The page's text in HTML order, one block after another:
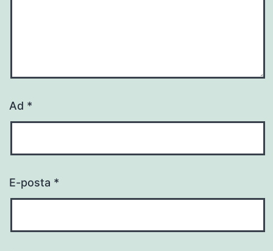
Ad *
E-posta *